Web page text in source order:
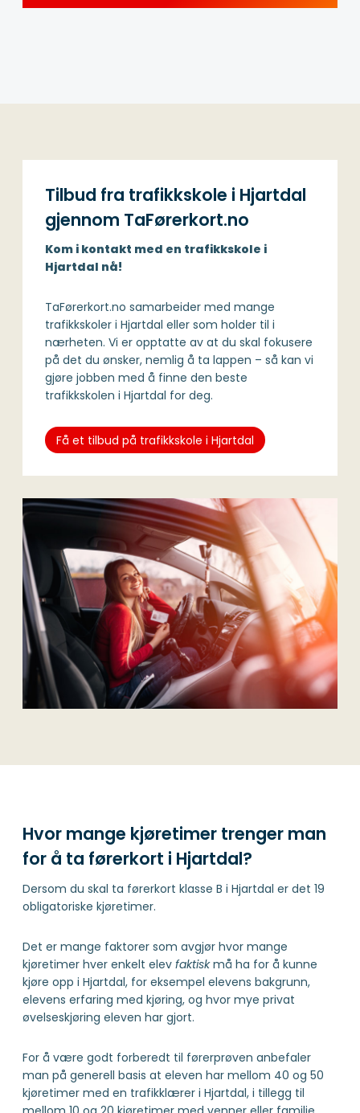
Tilbud fra trafikkskole i Hjartdal
gjennom TaFørerkort.no
Kom i kontakt med en trafikkskole i
Hjartdal nå!
TaFørerkort.no samarbeider med mange
trafikkskoler i Hjartdal eller som holder til i
nærheten. Vi er opptatte av at du skal fokusere
på det du ønsker, nemlig å ta lappen – så kan vi
gjøre jobben med å finne den beste
trafikkskolen i Hjartdal for deg.
Få et tilbud på trafikkskole i Hjartdal
Hvor mange kjøretimer trenger man
for å ta førerkort i Hjartdal?
Dersom du skal ta førerkort klasse B i Hjartdal er det 19
obligatoriske kjøretimer.
Det er mange faktorer som avgjør hvor mange
kjøretimer hver enkelt elev faktiskmå ha for å kunne
kjøre opp i Hjartdal, for eksempel elevens bakgrunn,
elevens erfaring med kjøring, og hvor mye privat
øvelseskjøring eleven har gjort.
For å være godt forberedt til førerprøven anbefaler
man på generell basis at eleven har mellom 40 og 50
kjøretimer med en trafikklærer i Hjartdal, i tillegg til